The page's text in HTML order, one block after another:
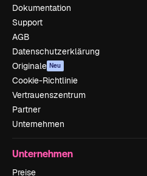
Dokumentation
Support
AGB
Datenschutzerklärung
Originale Neu
Cookie-Richtlinie
Vertrauenszentrum
Partner
Unternehmen
Unternehmen
Preise